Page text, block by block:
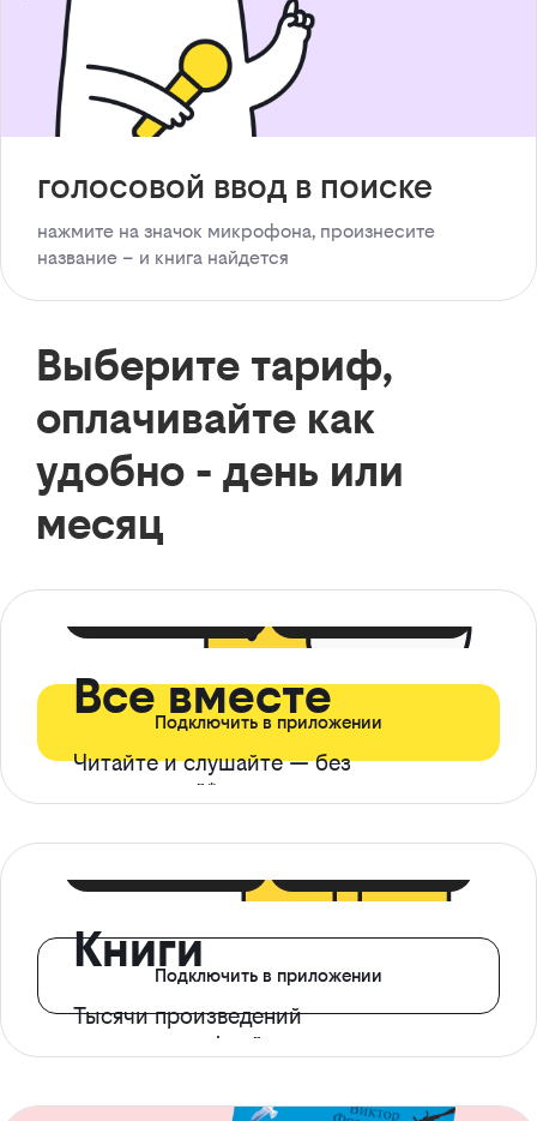
голосовой ввод в поиске
нажмите на значок микрофона, произнесите
название – и книга найдется
Выберите тариф,
оплачивайте как
удобно - день или
месяц
Все вместе
Читайте и слушайте — без
ограничений*
Подключить в приложении
Книги
Тысячи произведений
с доступом офлайн
Подключить в приложении